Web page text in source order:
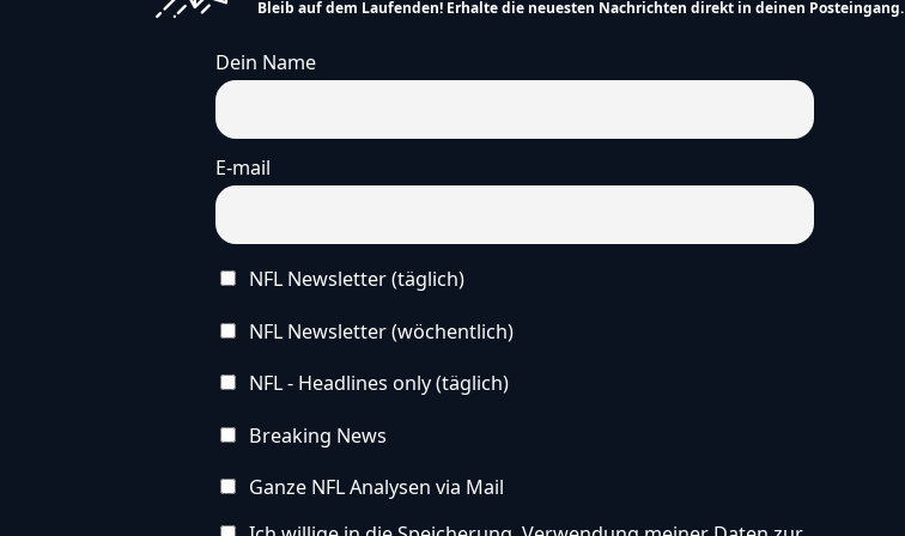
Die Operationen sollen Harbaugh helfen, gesund
sein.
Hinweis
Die vereinfachte Version dieses Artikels
wurde künstlich erzeugt und wird stetig
weiterentwickelt. Wir freuen uns überdein
Feedback
Bleib auf dem Laufenden! Erhalte die neuesten Nachrichten direkt in deinen Posteingang.
Dein Name
E-mail
NFL Newsletter (täglich)
NFL Newsletter (wöchentlich)
NFL - Headlines only (täglich)
Breaking News
Ganze NFL Analysen via Mail